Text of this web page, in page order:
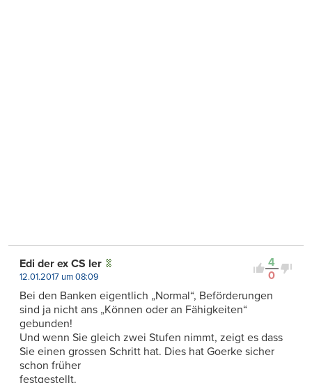
4
0
Edi der ex CS ler
12.01.2017 um 08:09
Bei den Banken eigentlich „Normal“, Beförderungen
sind ja nicht ans „Können oder an Fähigkeiten“
gebunden!
Und wenn Sie gleich zwei Stufen nimmt, zeigt es dass
Sie einen grossen Schritt hat. Dies hat Goerke sicher
schon früher
festgestellt.